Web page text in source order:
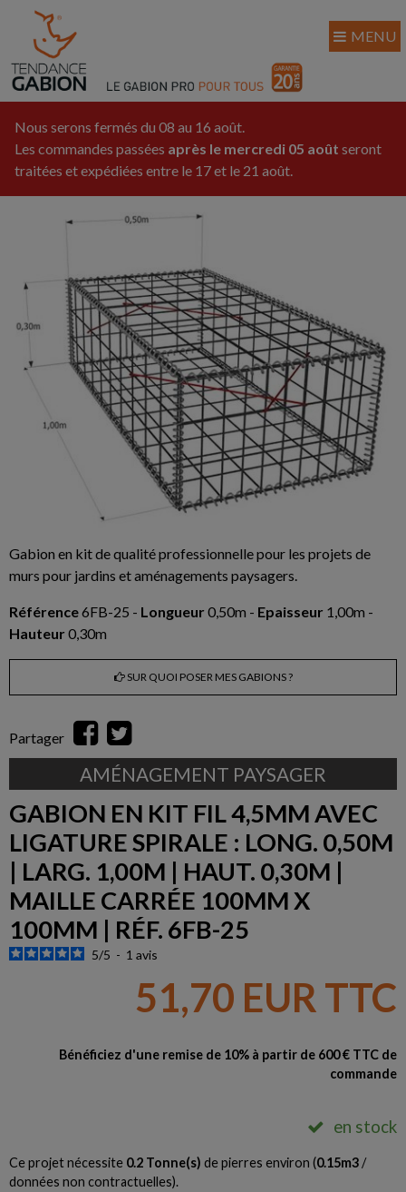
Nous serons fermés du 08 au 16 août.
Les commandes passées après le mercredi 05 août seront
traitées et expédiées entre le 17 et le 21 août.
Gabion en kit de qualité professionnelle pour les projets de
murs pour jardins et aménagements paysagers.
Référence6FB-25 - Longueur 0,50m - Epaisseur 1,00m -
Hauteur 0,30m
SUR QUOI POSER MES GABIONS ?
Partager
AMÉNAGEMENT PAYSAGER
GABION EN KIT FIL 4,5MM AVEC
LIGATURE SPIRALE : LONG. 0,50M
| LARG. 1,00M | HAUT. 0,30M |
MAILLE CARRÉE 100MM X
100MM | RÉF. 6FB-25
5/5 - 1 avis
51,70 EUR TTC
Bénéficiez d'une remise de 10% à partir de 600 € TTC de
commande
en stock
Ce projet nécessite 0.2 Tonne(s) de pierres environ (0.15m3/
données non contractuelles).
MENU